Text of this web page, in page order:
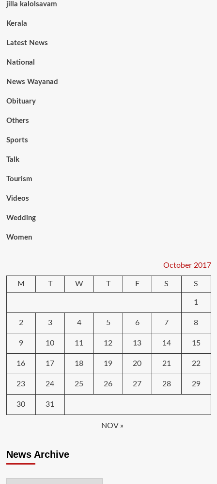
jilla kalolsavam
Kerala
Latest News
National
News Wayanad
Obituary
Others
Sports
Talk
Tourism
Videos
Wedding
Women
October 2017
M T W T F S S
1
2 3 4 5 6 7 8
9 10 11 12 13 14 15
16 17 18 19 20 21 22
23 24 25 26 27 28 29
30 31
NOV »
News Archive